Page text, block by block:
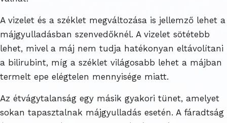
A vizelet és a széklet megváltozása is jellemző lehet a
májgyulladásban szenvedőknél. A vizelet sötétebb
lehet, mivel a máj nem tudja hatékonyan eltávolítani
a bilirubint, míg a széklet világosabb lehet a májban
termelt epe elégtelen mennyisége miatt.
Az étvágytalanság egy másik gyakori tünet, amelyet
sokan tapasztalnak májgyulladás esetén. A fáradtság